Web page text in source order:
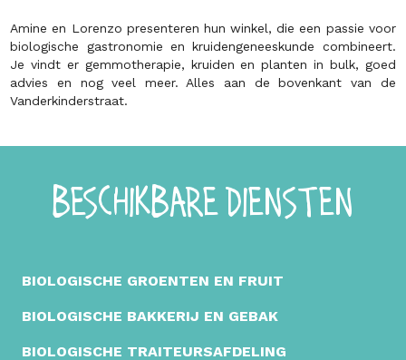
Amine en Lorenzo presenteren hun winkel, die een passie voor
biologische gastronomie en kruidengeneeskunde combineert.
Je vindt er gemmotherapie, kruiden en planten in bulk, goed
advies en nog veel meer. Alles aan de bovenkant van de
Vanderkinderstraat.
BESCHIKBARE DIENSTEN
BIOLOGISCHE GROENTEN EN FRUIT
BIOLOGISCHE BAKKERIJ EN GEBAK
BIOLOGISCHE TRAITEURSAFDELING